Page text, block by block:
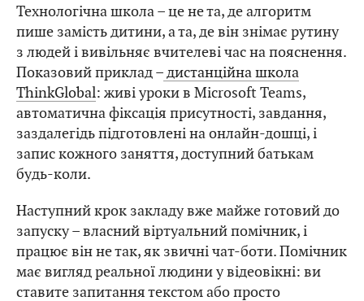
Технологічна школа – це не та, де алгоритм
пише замість дитини, а та, де він знімає рутину
з людей і вивільняє вчителеві час на пояснення.
Показовий приклад – дистанційна школа
ThinkGlobal: живі уроки в Microsoft Teams,
автоматична фіксація присутності, завдання,
заздалегідь підготовлені на онлайн-дошці, і
запис кожного заняття, доступний батькам
будь-коли.
Наступний крок закладу вже майже готовий до
запуску – власний віртуальний помічник, і
працює він не так, як звичні чат-боти. Помічник
має вигляд реальної людини у відеовікні: ви
ставите запитання текстом або просто